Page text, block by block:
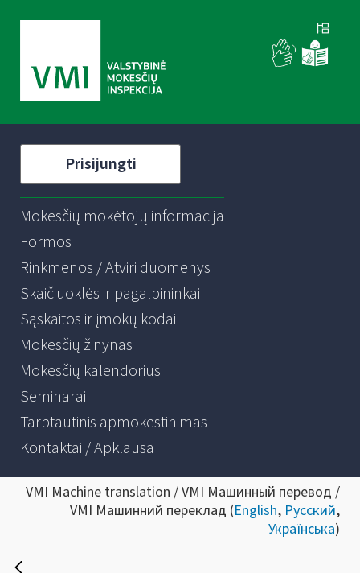
Prisijungti
Mokesčių mokėtojų informacija
Formos
Rinkmenos / Atviri duomenys
Skaičiuoklės ir pagalbininkai
Sąskaitos ir įmokų kodai
Mokesčių žinynas
Mokesčių kalendorius
Seminarai
Tarptautinis apmokestinimas
Kontaktai / Apklausa
VMI Machine translation / VMI Машинный перевод /
VMI Машинний переклад (English, Русский,
Українська)